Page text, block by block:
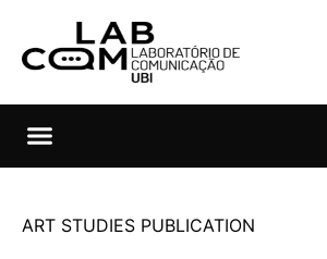
ART STUDIES PUBLICATION